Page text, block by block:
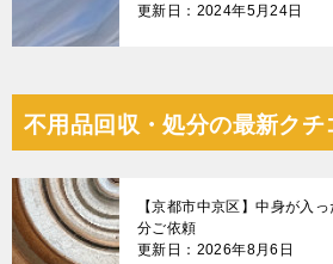
更新日：2024年5月24日
不用品回収・処分の最新クチ
【京都市中京区】中身が入
分ご依頼
更新日：2026年8月6日